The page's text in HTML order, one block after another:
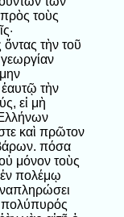
τοὺς
ὄντας τὴν τοῦ
ἑαυτῷ τὴν
εἰ μὴ
καὶ πρῶτον
πόσα
μόνον τοὺς
ἐν πολέμῳ
πολύπυρός